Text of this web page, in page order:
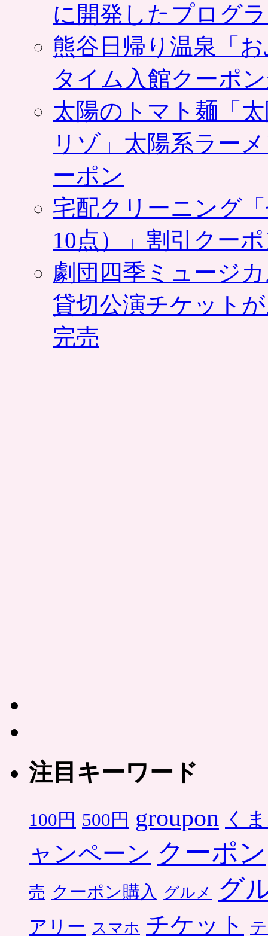
に開発したプログ
熊谷日帰り温泉「
タイム入館クーポ
太陽のトマト麺「
リゾ」太陽系ラー
ーポン
宅配クリーニング
10点）」割引クー
劇団四季ミュージ
貸切公演チケット
完売
注目キーワード
100円 500円 groupon く
ャンペーン クーポン
売 クーポン購入 グルメ グ
アリー スマホ チケット